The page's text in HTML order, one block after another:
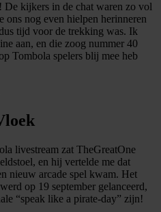
De kijkers in de chat waren zo vol
ons nog even hielpen herinneren
tijd voor de trekking was. Ik
aan, en die zoog nummer 40
Tombola spelers blij mee heb
livestream zat TheGreatOne
en hij vertelde me dat
nieuw arcade spel kwam. Het
op 19 september gelanceerd,
“speak like a pirate-day” zijn!